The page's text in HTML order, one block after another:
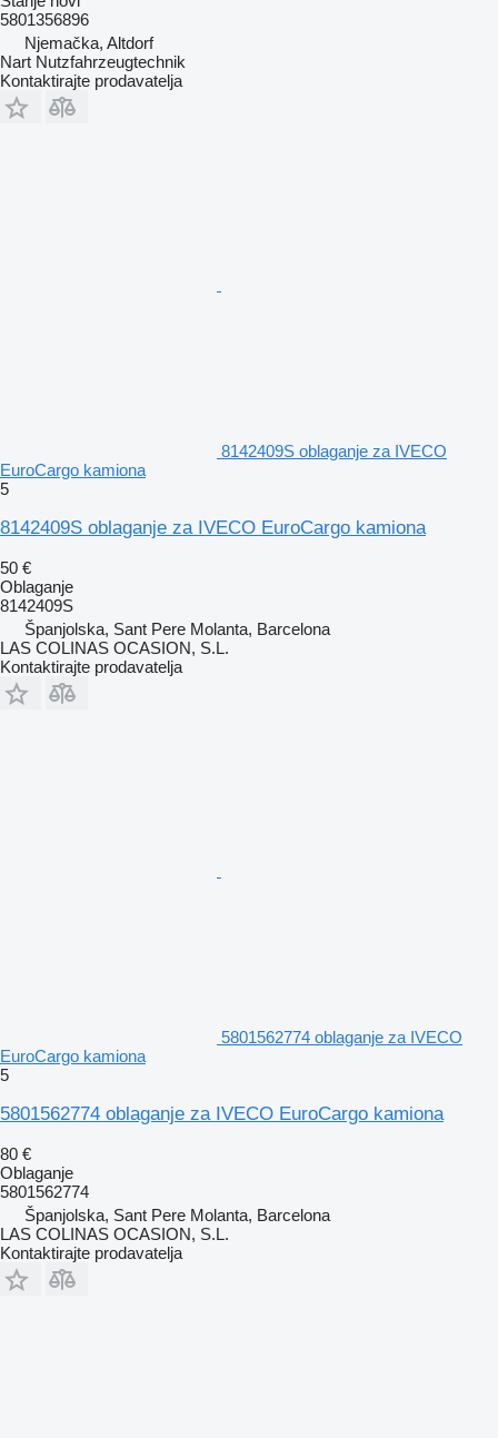
5801356896
Njemačka, Altdorf
Nart Nutzfahrzeugtechnik
Kontaktirajte prodavatelja
8142409S oblaganje za IVECO
EuroCargo kamiona
5
8142409S oblaganje za IVECO EuroCargo kamiona
50 €
Oblaganje
8142409S
Španjolska, Sant Pere Molanta, Barcelona
LAS COLINAS OCASION, S.L.
Kontaktirajte prodavatelja
5801562774 oblaganje za IVECO
EuroCargo kamiona
5
5801562774 oblaganje za IVECO EuroCargo kamiona
80 €
Oblaganje
5801562774
Španjolska, Sant Pere Molanta, Barcelona
LAS COLINAS OCASION, S.L.
Kontaktirajte prodavatelja